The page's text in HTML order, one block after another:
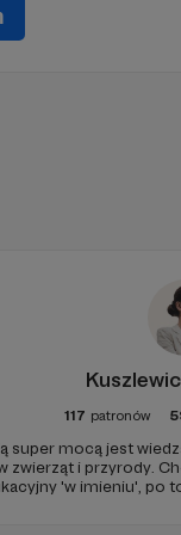
117 patronów
super mocą jest
zwierząt i przyrody.
'w imieniu', po